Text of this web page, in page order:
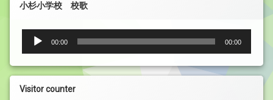
小杉小学校 校歌
プ
レ
ー
ヤ
00:00 00:00
Visitor counter